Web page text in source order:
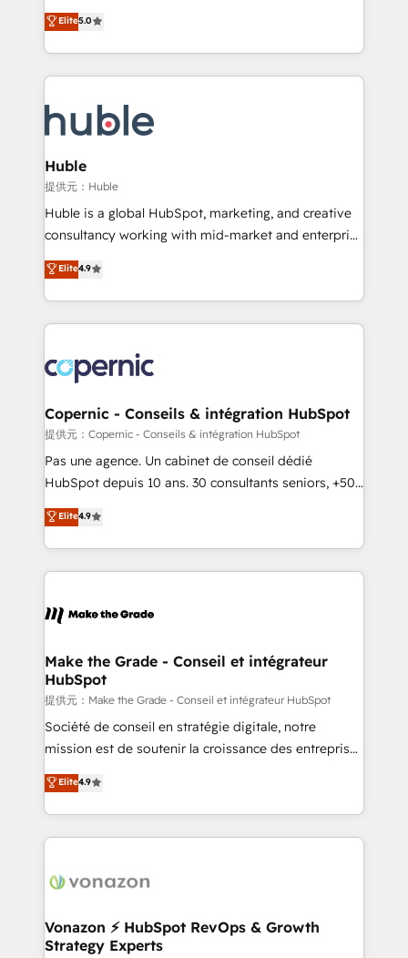
the rare Advanced "Custom Integrations"
Accreditation, securely sync data across... 🔄 any
new HubSpot portal with Advanced Website and
CRM Migrations using our in-house "HubScrub" Tool.
master it. As the creators of the Endless Customers
System™ (the next evolution of They Ask, You
Answer), we’re the only HubSpot partner built
entirely around coaching and training. That means
skills, processes, and internal team you need to
attract the right buyers, close deals faster, and grow
without outside dependencies. You’ll learn how to: •
Set up, audit, and organize your HubSpot portal •
Get your sales team fully using HubSpot • Track
pipeline and revenue across the entire buyer journey
growth • Create content and videos that attract
buyers • Use AI to scale smarter Our coaching-led
lasts. So if you're ready to become the most trusted
voice in your market, let’s talk.
Elite5.0
Huble
提供元：Huble
Huble is a global HubSpot, marketing, and creative
consultancy working with mid-market and enterprise
businesses. We go beyond implementation, shaping
the strategy, processes, and teams that turn
HubSpot into a genuine growth engine. Named
HubSpot's Global Partner of the Year in 2024,
worldwide, and with over 15 years in the ecosystem,
Huble has built a track record that speaks for itself.
One company, one operating model, delivering
across offices and consulting teams in the UK, USA,
Canada, Germany, France, Belgium, Singapore, and
South Africa. Certified compliant with ISO/IEC
international offices and 175+ employees.
Elite4.9
Copernic - Conseils & intégration HubSpot
提供元：Copernic - Conseils & intégration HubSpot
Pas une agence. Un cabinet de conseil dédié
HubSpot depuis 10 ans. 30 consultants seniors, +500
clients, un ROI mesurable. Notre mission : faire de
HubSpot un vrai levier de performance pour votre
organisation. Cela passe par la compréhension de
vos processus, la fiabilisation de vos données et
la plateforme. Nos domaines d'intervention : -
& reprise de données - Stratégie RevOps &
alignement Marketing / Sales - Data, reporting &
tableaux de bord - Onboarding, audit &
optimisation - Intégrations métiers (ERP, téléphonie,
e-commerce) - Formation & accompagnement au
et grandes entreprises en France et à l'international,
dans des secteurs variés : SaaS, immobilier,
Elite4.9
Make the Grade - Conseil et intégrateur
HubSpot
提供元：Make the Grade - Conseil et intégrateur HubSpot
Société de conseil en stratégie digitale, notre
mission est de soutenir la croissance des entreprises
B2B à travers l’acquisition de nouveaux clients,
l'intégration CRM et le développement des revenus
auprès de vos comptes existants. En France et à
l'international, nous travaillons avec des ETI
delà d’une simple transformation digitale et des
➤ L’intégration de CRM et de méthodologie RevOps
pour aligner les équipes marketing, commerciales et
Elite4.9
Vonazon ⚡ HubSpot RevOps & Growth
Strategy Experts